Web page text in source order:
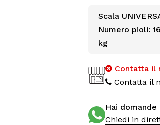
Scala
Numero pioli:
kg
Contatta il
Contatta il
Hai
Chiedi in